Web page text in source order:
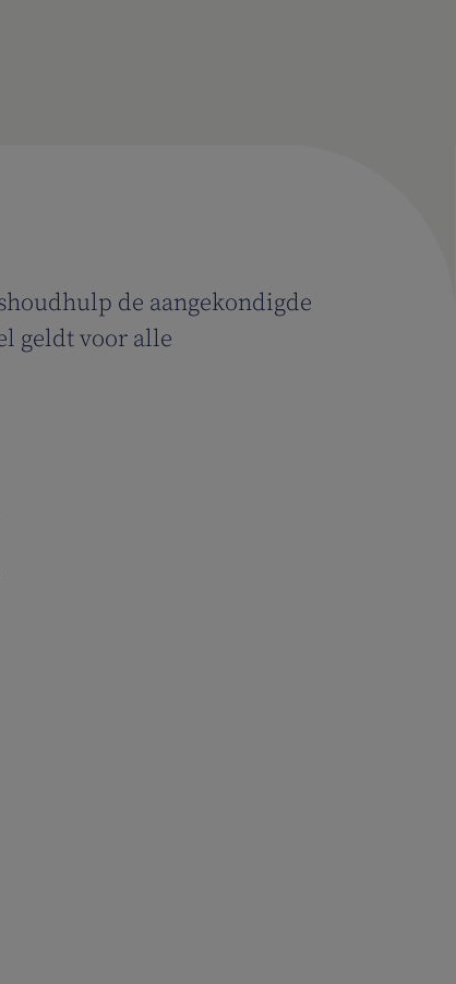
de aangekondigde
geldt voor alle